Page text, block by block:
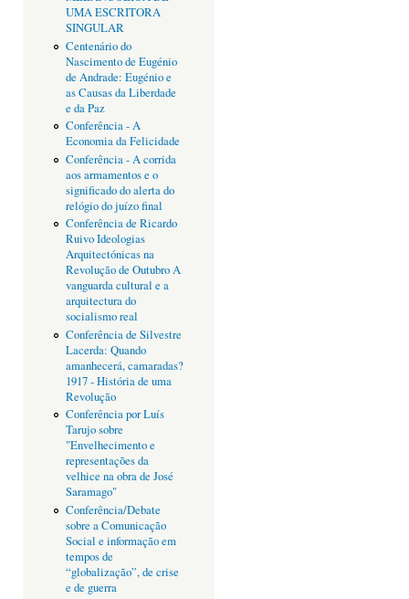
UMA ESCRITORA
SINGULAR
Centenário do
Nascimento de Eugénio
de Andrade: Eugénio e
as Causas da Liberdade
e da Paz
Conferência - A
Economia da Felicidade
Conferência - A corrida
aos armamentos e o
significado do alerta do
relógio do juízo final
Conferência de Ricardo
Ruivo Ideologias
Arquitectónicas na
Revolução de Outubro A
vanguarda cultural e a
arquitectura do
socialismo real
Conferência de Silvestre
Lacerda: Quando
amanhecerá, camaradas?
1917 - História de uma
Revolução
Conferência por Luís
Tarujo sobre
"Envelhecimento e
representações da
velhice na obra de José
Saramago"
Conferência/Debate
sobre a Comunicação
Social e informação em
tempos de
“globalização”, de crise
e de guerra